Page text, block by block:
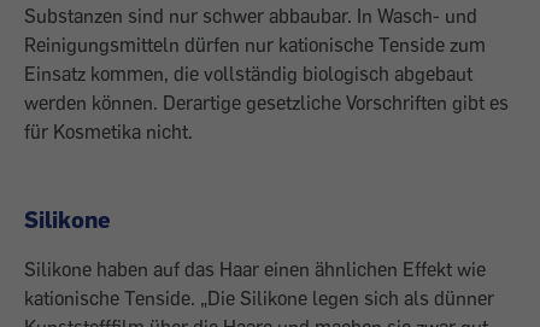
Substanzen sind nur schwer abbaubar. In Wasch- und
Reinigungsmitteln dürfen nur kationische Tenside zum
Einsatz kommen, die vollständig biologisch abgebaut
werden können. Derartige gesetzliche Vorschriften gibt es
für Kosmetika nicht.
Silikone
Silikone haben auf das Haar einen ähnlichen Effekt wie
kationische Tenside. „Die Silikone legen sich als dünner